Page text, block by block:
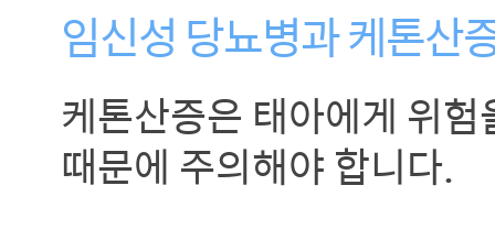
임신성 당뇨병과 케톤산
케톤산증은 태아에게 위
때문에 주의해야 합니다.